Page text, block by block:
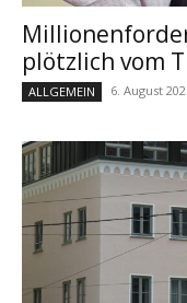
plötzlich vom
ALLGEMEIN 6. August